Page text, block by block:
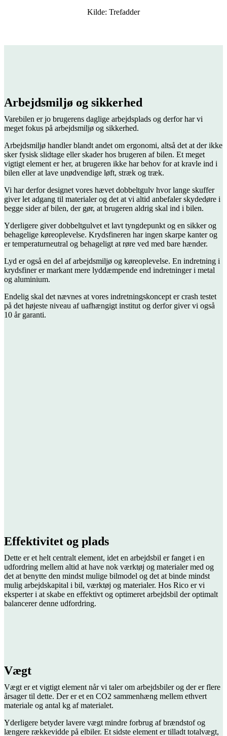
Kilde: Trefadder
Arbejdsmiljø og sikkerhed
Varebilen er jo brugerens daglige arbejdsplads og derfor har vi
meget fokus på arbejdsmiljø og sikkerhed.
Arbejdsmiljø handler blandt andet om ergonomi, altså det at der ikke
sker fysisk slidtage eller skader hos brugeren af bilen. Et meget
vigtigt element er her, at brugeren ikke har behov for at kravle ind i
bilen eller at lave unødvendige løft, stræk og træk.
Vi har derfor designet vores hævet dobbeltgulv hvor lange skuffer
giver let adgang til materialer og det at vi altid anbefaler skydedøre i
begge sider af bilen, der gør, at brugeren aldrig skal ind i bilen.
Yderligere giver dobbeltgulvet et lavt tyngdepunkt og en sikker og
behagelige køreoplevelse. Krydsfineren har ingen skarpe kanter og
er temperaturneutral og behageligt at røre ved med bare hænder.
Lyd er også en del af arbejdsmiljø og køreoplevelse. En indretning i
krydsfiner er markant mere lyddæmpende end indretninger i metal
og aluminium.
Endelig skal det nævnes at vores indretningskoncept er crash testet
på det højeste niveau af uafhængigt institut og derfor giver vi også
10 år garanti.
Effektivitet og plads
Dette er et helt centralt element, idet en arbejdsbil er fanget i en
udfordring mellem altid at have nok værktøj og materialer med og
det at benytte den mindst mulige bilmodel og det at binde mindst
mulig arbejdskapital i bil, værktøj og materialer. Hos Rico er vi
eksperter i at skabe en effektivt og optimeret arbejdsbil der optimalt
balancerer denne udfordring.
Vægt
Vægt er et vigtigt element når vi taler om arbejdsbiler og der er flere
årsager til dette. Der er et en CO2 sammenhæng mellem ethvert
materiale og antal kg af materialet.
Yderligere betyder lavere vægt mindre forbrug af brændstof og
længere rækkevidde på elbiler. Et sidste element er tilladt totalvægt,